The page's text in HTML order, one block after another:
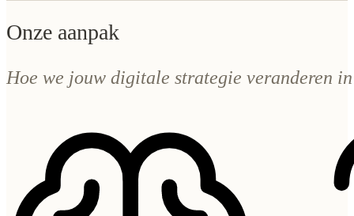
Onze aanpak
Hoe we jouw digitale strategie veranderen